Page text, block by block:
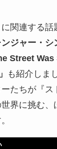
に関連する話
ンジャー・
Street Was
も紹介しま
たちが『ス
界に挑む